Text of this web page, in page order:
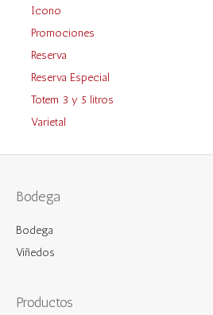
Icono
Promociones
Reserva
Reserva Especial
Totem 3 y 5 litros
Varietal
Bodega
Bodega
Viñedos
Productos